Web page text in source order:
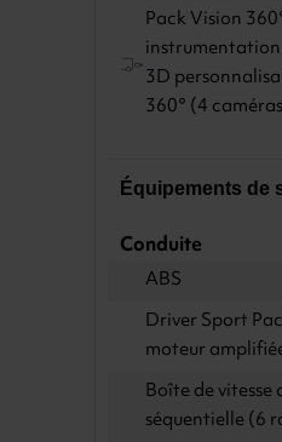
Pack Vision
3D
360° (4
Équipements de
Conduite
ABS
Driver Sport
moteur
Boîte de
séquentielle (6